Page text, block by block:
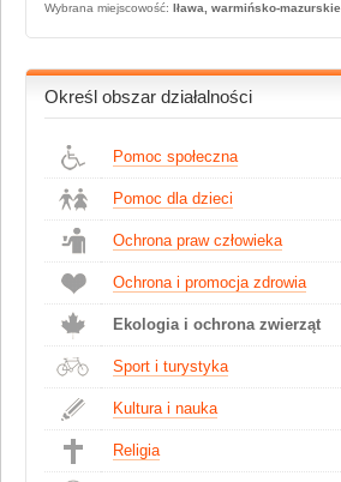
Wybrana miejscowość: Iława, warmińsko-mazurskie
Określ obszar działalności
Pomoc społeczna
Pomoc dla dzieci
Ochrona praw człowieka
Ochrona i promocja zdrowia
Ekologia i ochrona zwierząt
Sport i turystyka
Kultura i nauka
Religia